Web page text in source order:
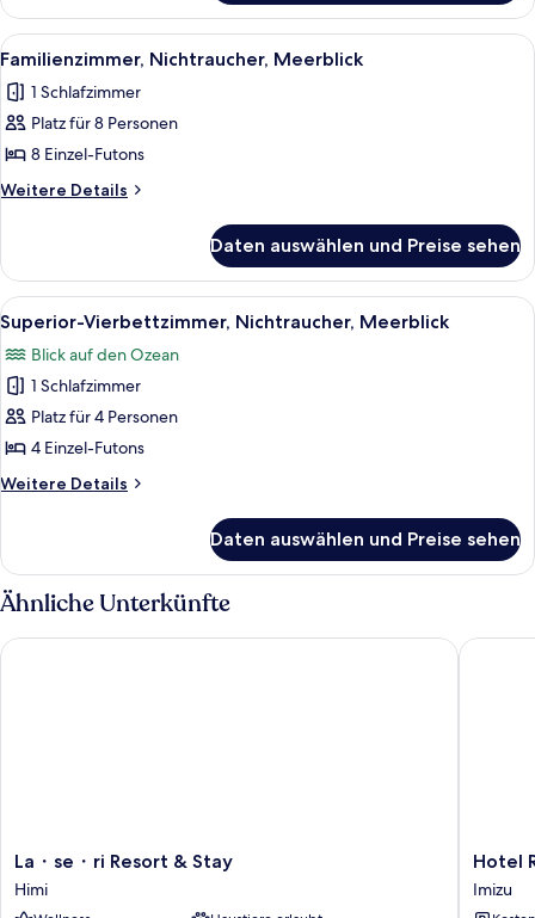
Vierbettzimmer,
Nichtraucher,
Meerblick
Alle
Fotos
für
Familienzimmer,
Nichtraucher,
Meerblick
Familienzimmer, Nichtraucher,
3
Familienzimmer, Nichtraucher, Meerblick
1 Schlafzimmer
Platz für 8 Personen
8 Einzel-Futons
Weitere Details
Weitere
Nichtraucher,
Meerblick
Daten auswählen und Preise sehen
Alle
Fotos
für
Superior-
Vierbettzimmer,
Nichtraucher,
Meerblick
anzeigen
Ein Schlafzimmer mit einem Bett,
3
Superior-Vierbettzimmer, Nichtraucher, Meerblick
Blick auf den Ozean
1 Schlafzimmer
Platz für 4 Personen
4 Einzel-Futons
Weitere Details
Weitere
Vierbettzimmer,
Nichtraucher,
Meerblick
Daten auswählen und Preise sehen
Ähnliche Unterkünfte
La・
se・
ri
La・se・ri Resort & Stay
Himi
La・se・ri Resort & Stay
Hotel
Route
Inn
Hotel
Imizu
Hotel